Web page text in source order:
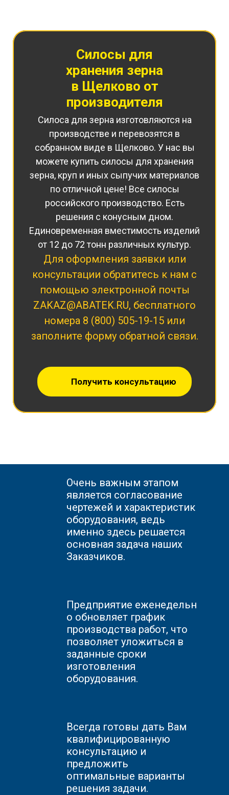
Силосы для
хранения зерна
в Щелково от
производителя
Силоса для зерна изготовляются на
производстве и перевозятся в
собранном виде в Щелково. У нас вы
можете купить силосы для хранения
зерна, круп и иных сыпучих материалов
по отличной цене! Все силосы
российского производство. Есть
решения с конусным дном.
Единовременная вместимость изделий
от 12 до 72 тонн различных культур.
Для оформления заявки или
консультации обратитесь к нам с
помощью электронной почты
ZAKAZ@ABATEK.RU, бесплатного
номера 8 (800) 505-19-15 или
заполните форму обратной связи.
Получить консультацию
Очень важным этапом
является согласование
чертежей и характеристик
оборудования, ведь
именно здесь решается
основная задача наших
Заказчиков.
Предприятие еженедельн
о обновляет график
производства работ, что
позволяет уложиться в
заданные сроки
изготовления
оборудования.
Всегда готовы дать Вам
квалифицированную
консультацию и
предложить
оптимальные варианты
решения задачи.